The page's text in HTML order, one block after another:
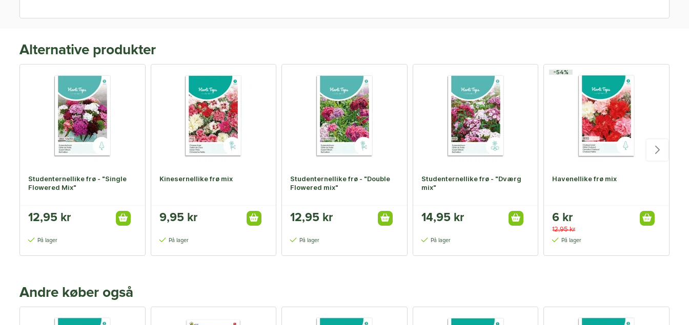
Alternative produkter
Studenternellike frø - "Single
Flowered Mix"
12,95 kr
På lager
Kinesernellike frø mix
9,95 kr
På lager
Studenternellike frø - "Double
Flowered mix"
12,95 kr
På lager
Studenternellike frø - "Dværg
mix"
14,95 kr
På lager
-54%
Havenellike frø mix
6 kr
12,95 kr
På lager
Andre køber også